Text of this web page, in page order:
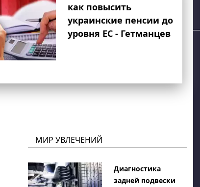
как повысить
украинские пенсии до
уровня ЕС - Гетманцев
МИР УВЛЕЧЕНИЙ
Диагностика
задней подвески